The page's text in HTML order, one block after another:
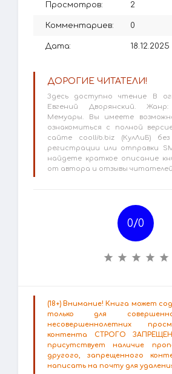
Просмотров: 2
Комментариев: 0
Дата: 18.12.2025
ДОРОГИЕ ЧИТАТЕЛИ!
Здесь доступно чтение В
Евгений Дворянский.
Мемуары. Вы имеете
ознакомиться с полной
сайте coollib.biz (КулЛиБ)
регистрации или отправки
найдете краткое описание
от автора и отзывы
0/0
(18+) Внимание! Книга может
только для
несовершеннолетних
контента СТРОГО
присутствует наличие
другого, запрещенного
написать на почту для